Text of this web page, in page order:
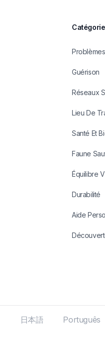
Catégorie
Guérison
Réseaux
Lieu De
Santé Et
Faune
Équilibre
Durabilité
Aide
日本語 Português